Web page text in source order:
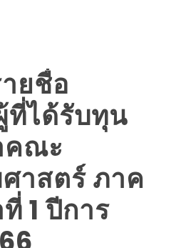
ยชื่อ
ที่ได้รับทุน
คณะ
าสตร์ ภาค
1 ปีการ